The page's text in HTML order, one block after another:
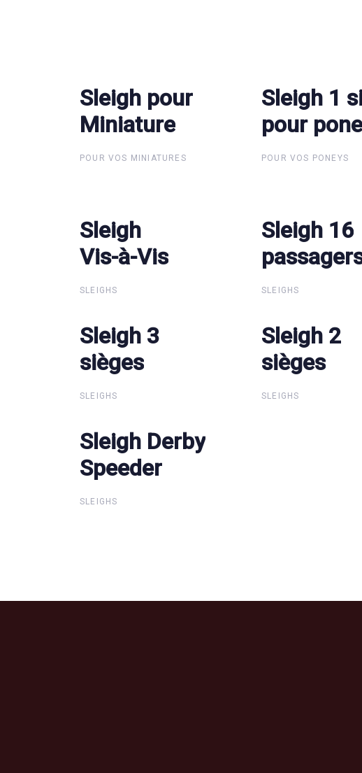
Sleigh pour
Miniature
Sleigh pour
Miniature
POUR VOS MINIATURES
Sleigh 1
pour
Sleigh 1
pour
POUR VOS PONEYS
Sleigh
Vis-à-Vis
Sleigh
Vis-à-Vis
SLEIGHS
Sleigh 16
Sleigh 16
SLEIGHS
Sleigh 3
sièges
Sleigh 3
sièges
SLEIGHS
Sleigh 2
sièges
Sleigh 2
sièges
SLEIGHS
Sleigh Derby
Speeder
Sleigh Derby
Speeder
SLEIGHS